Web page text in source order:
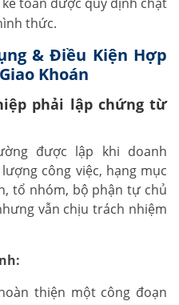
thức.
& Điều Kiện Hợp
Khoán
phải lập chứng từ
được lập khi doanh
công việc, hạng mục
tổ nhóm, bộ phận tự chủ
vẫn chịu trách nhiệm
thiện một công đoạn